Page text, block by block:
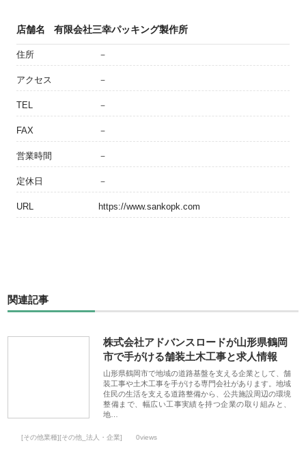
店舗名 有限会社三幸パッキング製作所
住所 －
アクセス －
TEL －
FAX －
営業時間 －
定休日 －
URL https://www.sankopk.com
関連記事
株式会社アドバンスロードが山形県鶴岡
市で手がける舗装土木工事と求人情報
山形県鶴岡市で地域の道路基盤を支える企業として、舗
装工事や土木工事を手がける専門会社があります。地域
住民の生活を支える道路整備から、公共施設周辺の環境
整備まで、幅広い工事実績を持つ企業の取り組みと、
地…
[その他業種][その他_法人・企業] 0views